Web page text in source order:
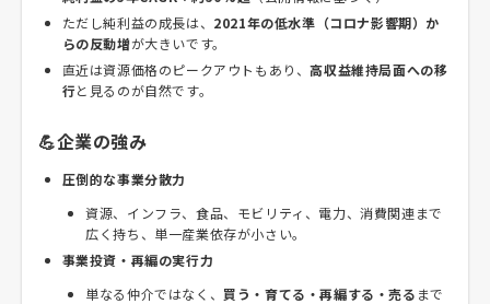
ただし純利益の成長は、 2021年の低水準（コロナ影響期）か
らの反動増が大きいです。
直近は資源価格のピークアウトもあり、高収益維持局面への移
行と見るのが自然です。
💪企業の強み
圧倒的な事業分散力
資源、インフラ、食品、モビリティ、電力、消費関連まで
広く持ち、単一産業依存が小さい。
事業投資・再編の実行力
単なる仲介ではなく、 買う・育てる・再編する・売る まで